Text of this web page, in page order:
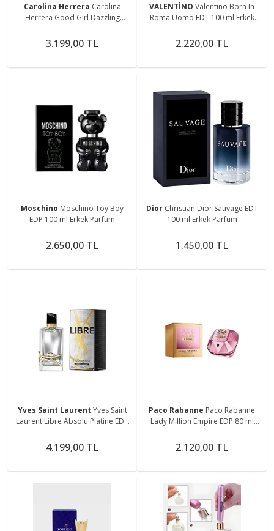
Carolina Herrera Carolina
Herrera Good Girl Dazzling
3.199,00 TL
VALENTİNO Valentino Born In
Roma Uomo EDT 100 ml Erkek
2.220,00 TL
Moschino Moschino Toy Boy
EDP 100 ml Erkek Parfüm
2.650,00 TL
Dior Christian Dior Sauvage EDT
100 ml Erkek Parfüm
1.450,00 TL
Yves Saint Laurent Yves Saint
Laurent Libre Absolu Platine EDP
4.199,00 TL
Paco Rabanne Paco Rabanne
Lady Million Empire EDP 80 ml
2.120,00 TL